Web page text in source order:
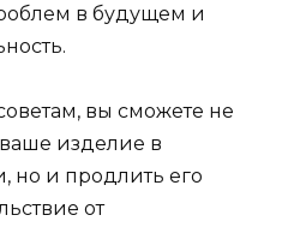
в будущем и
вы сможете не
изделие в
но и продлить его
от